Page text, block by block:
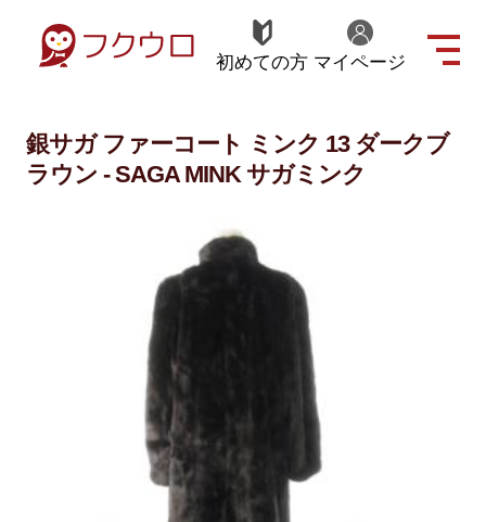
初めての方 マイページ
銀サガ ファーコート ミンク 13 ダークブ
ラウン - SAGA MINK サガミンク